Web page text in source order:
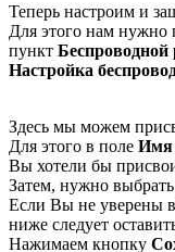
Теперь настроим и
Для этого нам нужно
пункт
Настройка
Здесь мы можем
Для этого в поле Имя
Вы хотели бы
Затем, нужно
Если Вы не уверены
ниже следует
Нажимаем кнопку